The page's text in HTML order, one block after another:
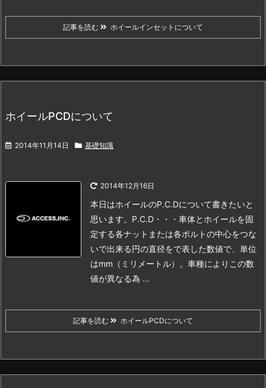
記事を読む ホイールインセットについて
ホイールPCDについて
2014年11月14日 基礎知識
2014年12月16日
本日はホイールのP.C.Dについて書きたいと
思います。 P.C.D・・・車体とホイールを固
定する各ナットまたは各ボルトの中心をつな
いで出来る円の直径をで表した数値で、単位
はmm（ミリメートル）。車種によりこの数
値が異なる為 ...
記事を読む ホイールPCDについて